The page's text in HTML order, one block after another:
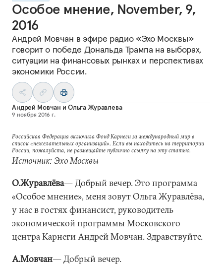
Особое мнение, November, 9,
2016
Андрей Мовчан в эфире радио «Эхо Москвы»
говорит о победе Дональда Трампа на выборах,
ситуации на финансовых рынках и перспективах
экономики России.
Андрей Мовчан и Ольга Журавлева
9 ноября 2016 г.
Российская Федерация включила Фонд Карнеги за международный мир в
список «нежелательных организаций». Если вы находитесь на территории
России, пожалуйста, не размещайте публично ссылку на эту статью.
Источник: Эхо Москвы
О.Журавлёва― Добрый вечер. Это программа
«Особое мнение», меня зовут Ольга Журавлёва,
у нас в гостях финансист, руководитель
экономической программы Московского
центра Карнеги Андрей Мовчан. Здравствуйте.
А.Мовчан― Добрый вечер.